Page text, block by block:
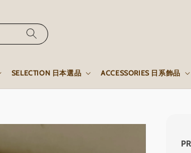
SELECTION 日本選品 ACCESSORIES 日系飾品